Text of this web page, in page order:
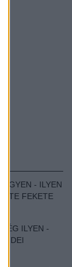
- ILYEN
FEKETE
ILYEN -
IDEI